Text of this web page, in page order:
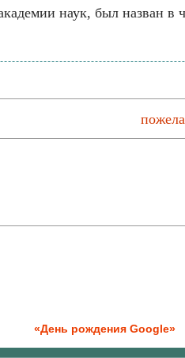
наук, был назван в
«День рождения Google»